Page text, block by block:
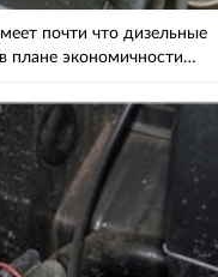
почти что дизельные
плане экономичности…